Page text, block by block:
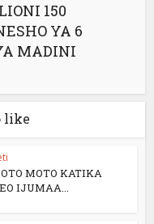
150
YA 6
MADINI
like
MOTO KATIKA
IJUMAA...